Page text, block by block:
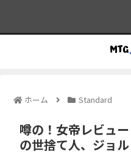
ホーム Standard
噂の！女帝レビュ
の世捨て人、ジョル